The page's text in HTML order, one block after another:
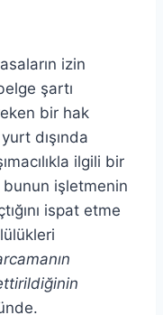
izin
şartı
bir hak
dışında
ilgili bir
bunun işletmenin
ispat etme